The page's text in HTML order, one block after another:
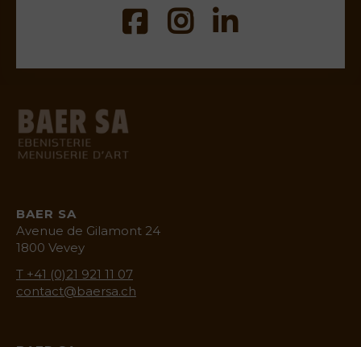
BAER SA
Avenue de Gilamont 24
1800 Vevey
T +41 (0)21 921 11 07
contact@baersa.ch